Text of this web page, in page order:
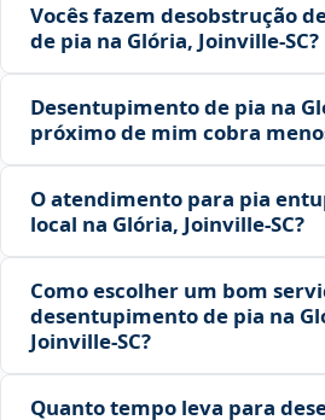
Vocês fazem desobstrução
de pia na Glória, Joinville‑SC?
Desentupimento de pia na
próximo de mim cobra
O atendimento para pia
local na Glória, Joinville‑SC?
Como escolher um bom
desentupimento de pia na
Joinville‑SC?
Quanto tempo leva para